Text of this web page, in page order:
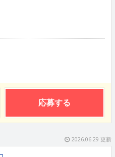
応募する
2026.06.29 更新